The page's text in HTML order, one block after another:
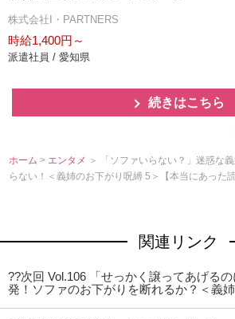
株式会社I・PARTNERS
時給1,400円～
派遣社員 / 愛知県
続きはこちら
ホーム > エンタメ ＞ 「ソファいらない？」迷惑な
らない！＜義姉のお下がり呪縛 5＞【本当にあった
関連リンク
??次回 Vol.106 「せっかく譲ってあげる
発！ソファのお下がりを断れるか？＜義